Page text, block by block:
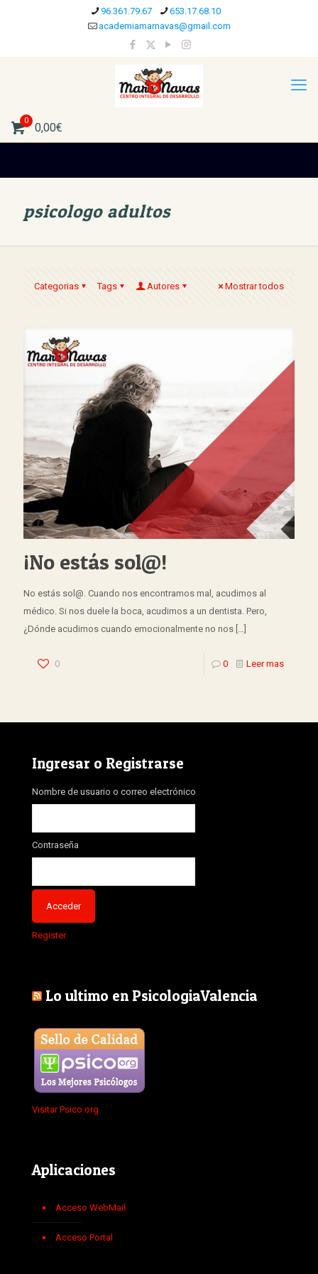
96.361.79.67
653.17.68.10
academiamarnavas@gmail.com
0
0,00€
psicologo adultos
Categorias Tags Autores Mostrar todos
¡No estás sol@!
No estás sol@. Cuando nos encontramos mal, acudimos al
médico. Si nos duele la boca, acudimos a un dentista. Pero,
¿Dónde acudimos cuando emocionalmente no nos […]
0 0 Leer mas
Ingresar o Registrarse
Nombre de usuario o correo electrónico
Contraseña
Register
Lo ultimo en PsicologiaValencia
Visitar Psico.org
Aplicaciones
Acceso WebMail
Acceso Portal